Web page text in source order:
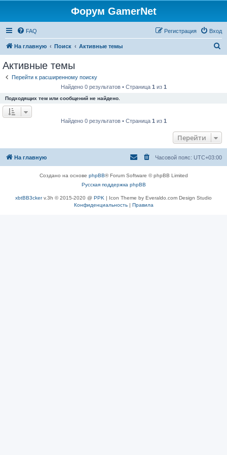
Форум GamerNet
FAQ Вход
Регистрация
На главную Поиск Активные темы
Активные темы
Перейти к расширенному поиску
Найдено 0 результатов • Страница 1 из 1
Подходящих тем или сообщений не найдено.
Найдено 0 результатов • Страница 1 из 1
Перейти
На главную Часовой пояс: UTC+03:00
Создано на основе phpBB® Forum Software © phpBB Limited
Русская поддержка phpBB
xbtBB3ckerv.3h © 2015-2020 @ PPK | Icon Theme by Everaldo.com Design Studio
Конфиденциальность| Правила